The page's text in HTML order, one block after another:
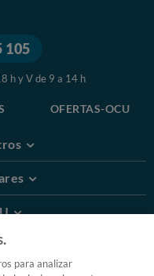
105
h y V de 9 a 14 h
OFERTAS-OCU
para analizar